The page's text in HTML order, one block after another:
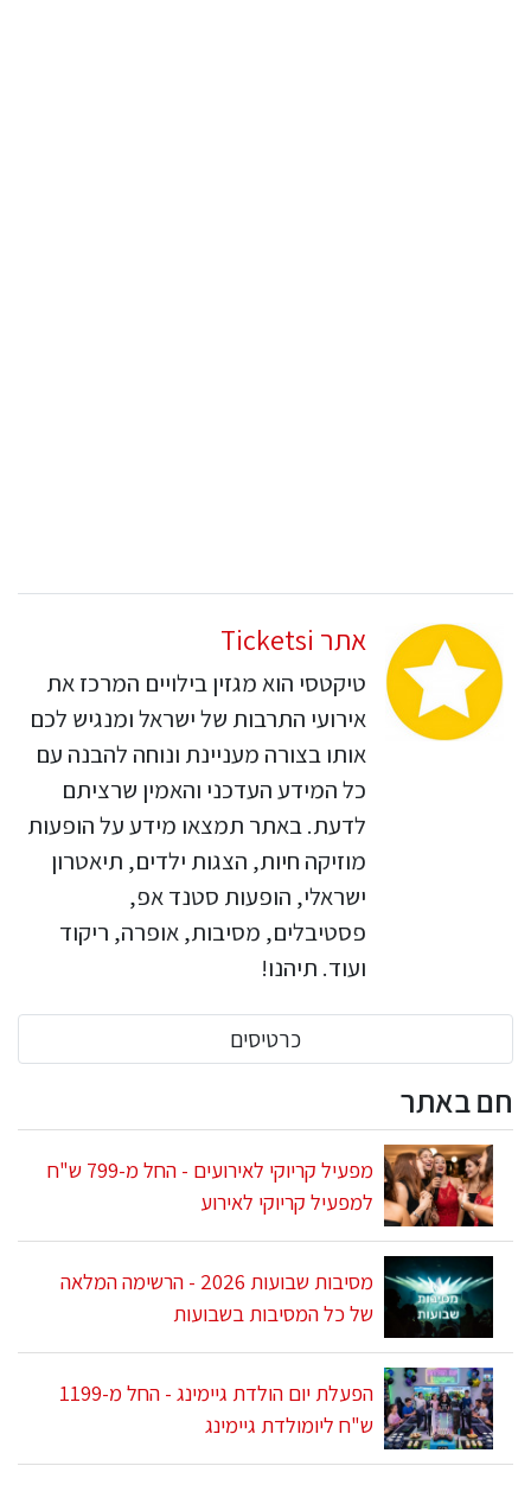
אתר Ticketsi
טיקטסי הוא מגזין בילויים המרכז את
אירועי התרבות של ישראל ומנגיש לכם
אותו בצורה מעניינת ונוחה להבנה עם
כל המידע העדכני והאמין שרציתם
לדעת. באתר תמצאו מידע על הופעות
מוזיקה חיות, הצגות ילדים, תיאטרון
ישראלי, הופעות סטנד אפ,
פסטיבלים, מסיבות, אופרה, ריקוד
ועוד. תיהנו!
כרטיסים
חם באתר
מפעיל קריוקי לאירועים - החל מ-799 ש"ח
למפעיל קריוקי לאירוע
מסיבות שבועות 2026 - הרשימה המלאה
של כל המסיבות בשבועות
הפעלת יום הולדת גיימינג - החל מ-1199
ש"ח ליומולדת גיימינג